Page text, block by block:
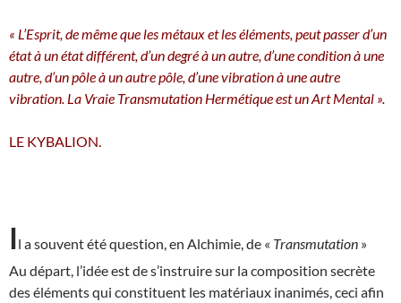
« L’Esprit, de même que les métaux et les éléments, peut passer d’un
état à un état différent, d’un degré à un autre, d’une condition à une
autre, d’un pôle à un autre pôle, d’une vibration à une autre
vibration. La Vraie Transmutation Hermétique est un Art Mental ».
LE KYBALION.
Il a souvent été question, en Alchimie, de « Transmutation »
Au départ, l’idée est de s’instruire sur la composition secrète
des éléments qui constituent les matériaux inanimés, ceci afin